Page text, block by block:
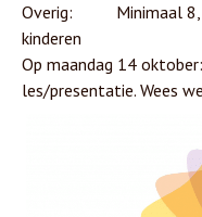
Overig: Minimaal 8,
kinderen
Op maandag 14
les/presentatie. Wees